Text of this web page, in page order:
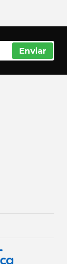
Enviar